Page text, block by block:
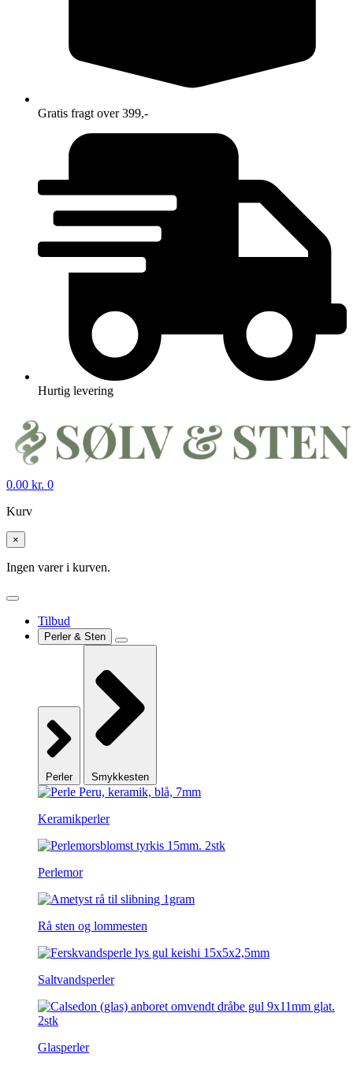
Gratis fragt over 399,-
Hurtig levering
0.00 kr. 0
Kurv
×
Ingen varer i kurven.
Tilbud
Perler & Sten
Perler Smykkesten
Keramikperler
Perlemor
Rå sten og lommesten
Saltvandsperler
Glasperler